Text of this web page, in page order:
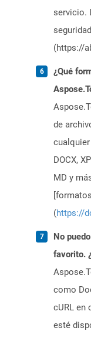
servicio.
(https://
¿Qué
de
DOCX,
MD y
(https://
No
favorito.
como
cURL en
esté